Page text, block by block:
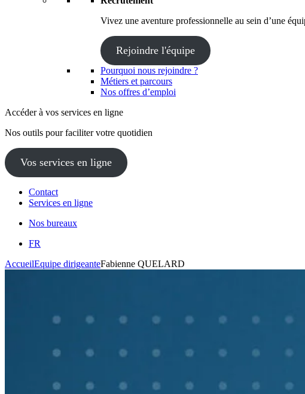
Vivez une aventure professionnelle au sein d’une
Rejoindre l'équipe
Pourquoi nous rejoindre ?
Métiers et parcours
Nos offres d’emploi
Accéder à vos services en ligne
Nos outils pour faciliter votre quotidien
Vos services en ligne
Contact
Services en ligne
Nos bureaux
FR
AccueilEquipe dirigeanteFabienne QUELARD